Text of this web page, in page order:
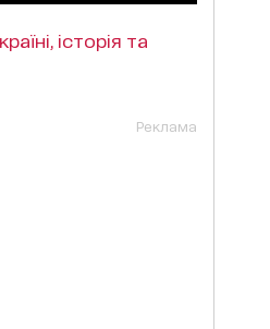
історія та
Реклама